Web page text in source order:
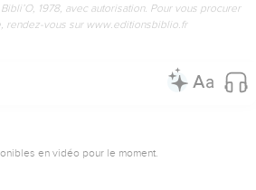
1978, avec autorisation. Pour vous procurer
rendez-vous sur www.editionsbiblio.fr
en vidéo pour le moment.